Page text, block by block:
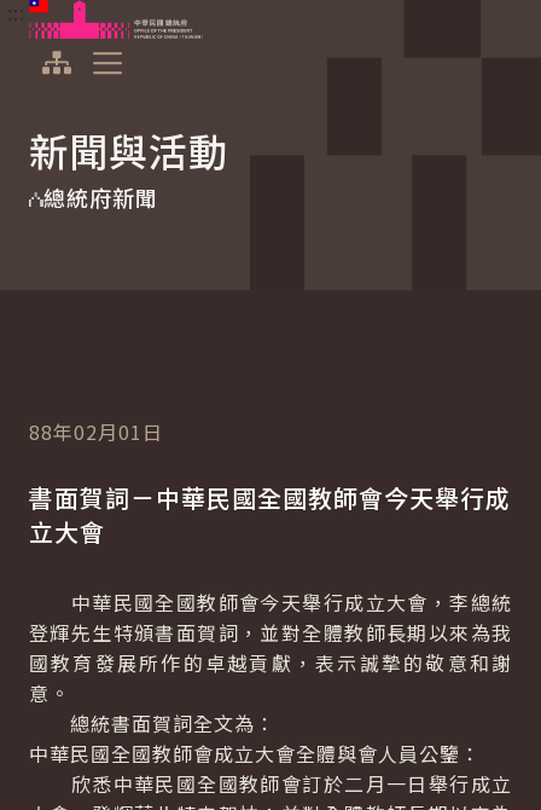
跳到主要內容
中華民國總統府
新聞與活動
總統府新聞
88年02月01日
書面賀詞－中華民國全國教師會今天舉行成
立大會
中華民國全國教師會今天舉行成立大會，李總統
登輝先生特頒書面賀詞，並對全體教師長期以來為我
國教育發展所作的卓越貢獻，表示誠摯的敬意和謝
意。
總統書面賀詞全文為：
中華民國全國教師會成立大會全體與會人員公鑒：
欣悉中華民國全國教師會訂於二月一日舉行成立